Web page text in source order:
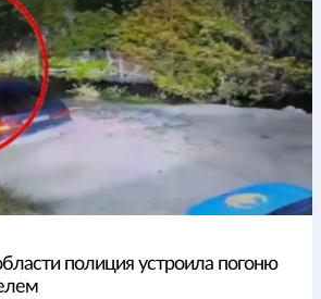
полиция устроила погоню